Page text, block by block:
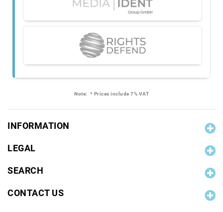
Note: * Prices include 7% VAT
INFORMATION
LEGAL
SEARCH
CONTACT US